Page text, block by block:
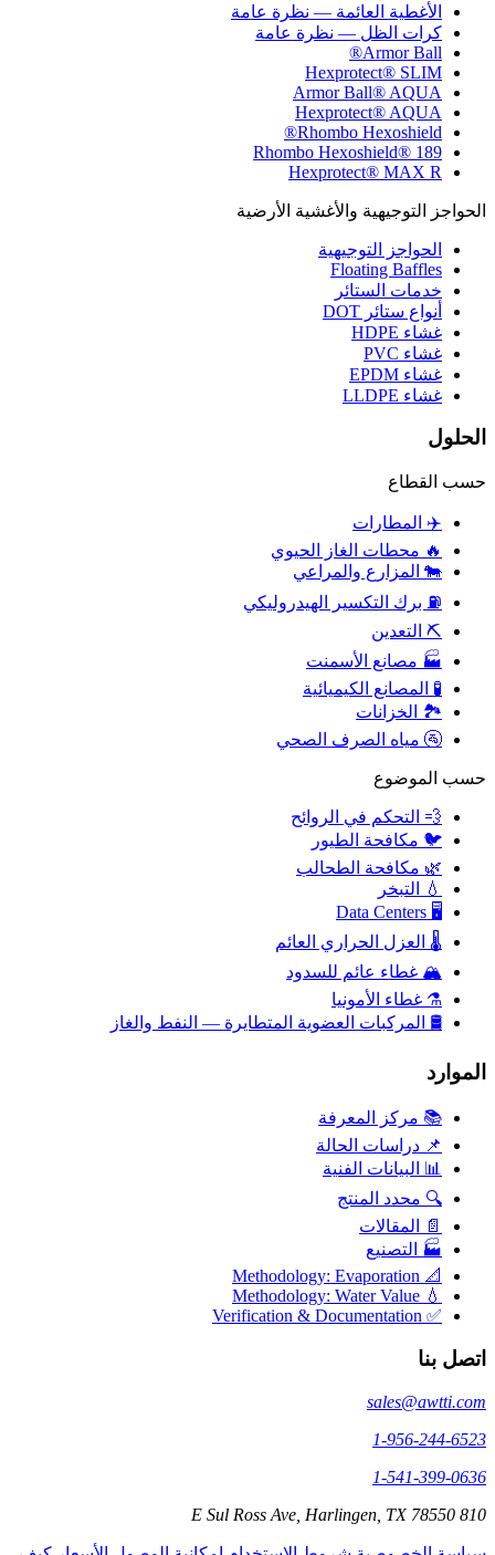
الأغطية العائمة — نظرة عامة
كرات الظل — نظرة عامة
Armor Ball®
Hexprotect® SLIM
Armor Ball® AQUA
Hexprotect® AQUA
Rhombo Hexoshield®
Rhombo Hexoshield® 189
Hexprotect® MAX R
الحواجز التوجيهية والأغشية الأرضية
الحواجز التوجيهية
Floating Baffles
خدمات الستائر
أنواع ستائر DOT
غشاء HDPE
غشاء PVC
غشاء EPDM
غشاء LLDPE
الحلول
حسب القطاع
✈️ المطارات
🔥 محطات الغاز الحيوي
🐄 المزارع والمراعي
⛽ برك التكسير الهيدروليكي
⛏️ التعدين
🏭 مصانع الأسمنت
🧪 المصانع الكيميائية
🏞️
الخزانات
🚰 مياه الصرف الصحي
حسب الموضوع
💨 التحكم في الروائح
🐦 مكافحة الطيور
🌿 مكافحة الطحالب
💧
التبخر
🖥️
🌡️ العزل الحراري العائم
🏔️ غطاء عائم للسدود
⚗️ غطاء الأمونيا
🛢️ المركبات العضوية المتطايرة — النفط والغاز
الموارد
📚 مركز المعرفة
📌 دراسات الحالة
📊 البيانات الفنية
🔍 محدد المنتج
📄 المقالات
🏭 التصنيع
📐 Methodology: Evaporation
💧 Methodology: Water Value
✅ Verification & Documentation
اتصل بنا
sales@awtti.com
1-956-244-6523
1-541-399-0636
810 E Sul Ross Ave, Harlingen, TX 78550